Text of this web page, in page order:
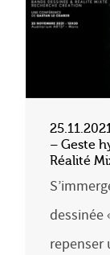
– Geste
Réalité
dessinée
repenser